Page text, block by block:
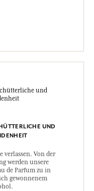
UND
verlassen. Von der
werden unsere
de Parfum zu in
gewonnenem